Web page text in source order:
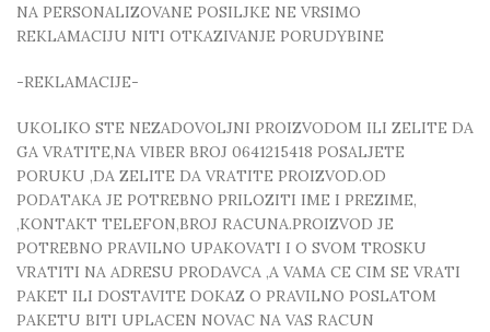
NA PERSONALIZOVANE POSILJKE NE VRSIMO
REKLAMACIJU NITI OTKAZIVANJE PORUDYBINE
-REKLAMACIJE-
UKOLIKO STE NEZADOVOLJNI PROIZVODOM ILI ZELITE DA
GA VRATITE,NA VIBER BROJ 0641215418 POSALJETE
PORUKU ,DA ZELITE DA VRATITE PROIZVOD.OD
PODATAKA JE POTREBNO PRILOZITI IME I PREZIME,
,KONTAKT TELEFON,BROJ RACUNA.PROIZVOD JE
POTREBNO PRAVILNO UPAKOVATI I O SVOM TROSKU
VRATITI NA ADRESU PRODAVCA ,A VAMA CE CIM SE VRATI
PAKET ILI DOSTAVITE DOKAZ O PRAVILNO POSLATOM
PAKETU BITI UPLACEN NOVAC NA VAS RACUN